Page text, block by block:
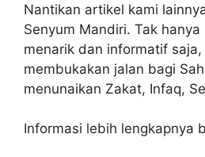
Nantikan artikel kami
Senyum Mandiri. Tak
menarik dan informatif saja,
membukakan jalan bagi
menunaikan Zakat, Infaq,
Informasi lebih lengkapnya